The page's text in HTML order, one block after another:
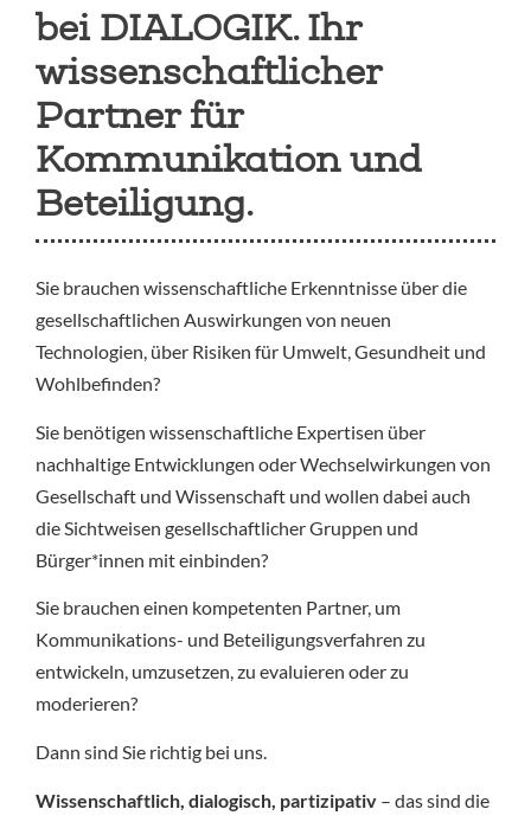
bei DIALOGIK. Ihr
wissenschaftlicher
Partner für
Kommunikation und
Beteiligung.
Sie brauchen wissenschaftliche Erkenntnisse über die
gesellschaftlichen Auswirkungen von neuen
Technologien, über Risiken für Umwelt, Gesundheit und
Wohlbefinden?
Sie benötigen wissenschaftliche Expertisen über
nachhaltige Entwicklungen oder Wechselwirkungen von
Gesellschaft und Wissenschaft und wollen dabei auch
die Sichtweisen gesellschaftlicher Gruppen und
Bürger*innen mit einbinden?
Sie brauchen einen kompetenten Partner, um
Kommunikations- und Beteiligungsverfahren zu
entwickeln, umzusetzen, zu evaluieren oder zu
moderieren?
Dann sind Sie richtig bei uns.
Wissenschaftlich, dialogisch, partizipativ – das sind die